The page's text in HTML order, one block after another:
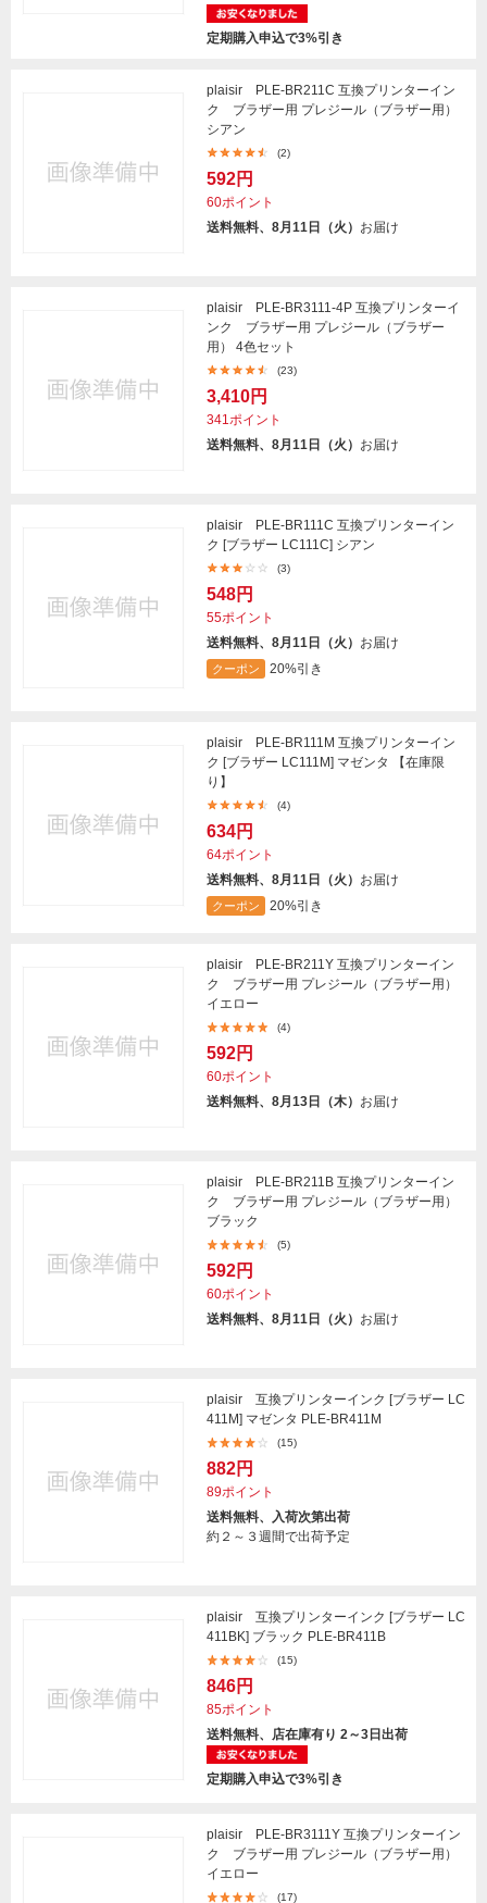
定期購入申込で3%引き
plaisir PLE-BR211C 互換プリンターイン
ク ブラザー用 プレジール（ブラザー用）
シアン
(2)
592円
60ポイント
送料無料、8月11日（火） お届け
plaisir PLE-BR3111-4P 互換プリンターイ
ンク ブラザー用 プレジール（ブラザー
用） 4色セット
(23)
3,410円
341ポイント
送料無料、8月11日（火） お届け
plaisir PLE-BR111C 互換プリンターイン
ク [ブラザー LC111C] シアン
(3)
548円
55ポイント
送料無料、8月11日（火） お届け
クーポン 20%引き
plaisir PLE-BR111M 互換プリンターイン
ク [ブラザー LC111M] マゼンタ 【在庫限
り】
(4)
634円
64ポイント
送料無料、8月11日（火） お届け
クーポン 20%引き
plaisir PLE-BR211Y 互換プリンターイン
ク ブラザー用 プレジール（ブラザー用）
イエロー
(4)
592円
60ポイント
送料無料、8月13日（木） お届け
plaisir PLE-BR211B 互換プリンターイン
ク ブラザー用 プレジール（ブラザー用）
ブラック
(5)
592円
60ポイント
送料無料、8月11日（火） お届け
plaisir 互換プリンターインク [ブラザー LC
411M] マゼンタ PLE-BR411M
(15)
882円
89ポイント
送料無料、入荷次第出荷
約２～３週間で出荷予定
plaisir 互換プリンターインク [ブラザー LC
411BK] ブラック PLE-BR411B
(15)
846円
85ポイント
送料無料、店在庫有り 2～3日出荷
定期購入申込で3%引き
plaisir PLE-BR3111Y 互換プリンターイン
ク ブラザー用 プレジール（ブラザー用）
イエロー
(17)